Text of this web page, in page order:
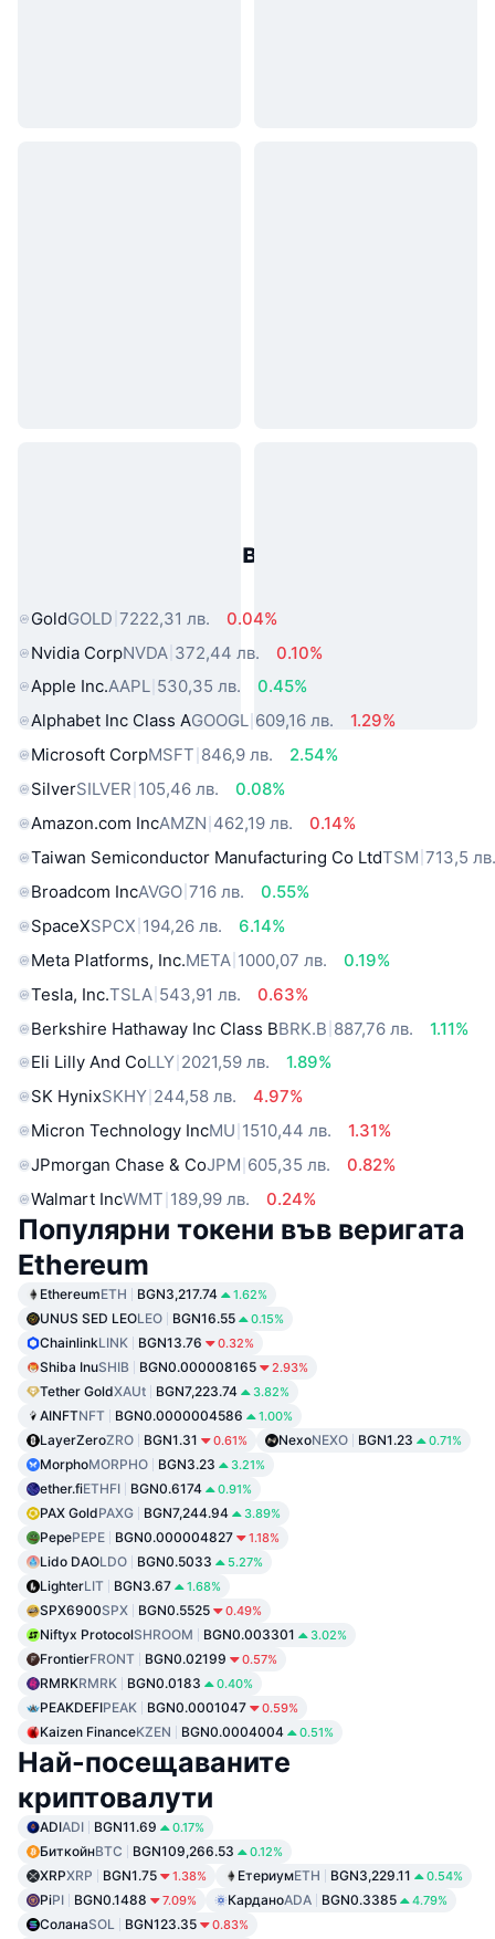
Популярни активи от реалния
GoldGOLD 7222,31 лв.
0.04%
Nvidia CorpNVDA 372,44 лв.
0.10%
Apple Inc.AAPL 530,35 лв.
0.45%
Alphabet Inc Class AGOOGL 609,16 лв.
1.29%
Microsoft CorpMSFT 846,9 лв.
2.54%
SilverSILVER 105,46 лв.
0.08%
Amazon.com IncAMZN 462,19 лв.
0.14%
Taiwan Semiconductor Manufacturing Co LtdTSM 713,5
Broadcom IncAVGO 716 лв.
0.55%
SpaceXSPCX 194,26 лв.
6.14%
Meta Platforms, Inc.META 1000,07 лв.
0.19%
Tesla, Inc.TSLA 543,91 лв.
0.63%
Berkshire Hathaway Inc Class BBRK.B 887,76 лв.
1.11%
Eli Lilly And CoLLY 2021,59 лв.
1.89%
SK HynixSKHY 244,58 лв.
4.97%
Micron Technology IncMU 1510,44 лв.
1.31%
JPmorgan Chase & CoJPM 605,35 лв.
0.82%
Walmart IncWMT 189,99 лв. 0.24%
Популярни токени във веригата
Ethereum
EthereumETH BGN3,217.74 1.62%
UNUS SED LEOLEO BGN16.55 0.15%
ChainlinkLINK BGN13.76 0.32%
Shiba InuSHIB BGN0.000008165 2.93%
Tether GoldXAUt BGN7,223.74 3.82%
AINFTNFT BGN0.0000004586 1.00%
LayerZeroZRO BGN1.31 0.61% NexoNEXO BGN1.23 0.71%
MorphoMORPHO BGN3.23 3.21%
ether.fiETHFI BGN0.6174 0.91%
PAX GoldPAXG BGN7,244.94 3.89%
PepePEPE BGN0.000004827 1.18%
Lido DAOLDO BGN0.5033 5.27%
LighterLIT BGN3.67 1.68%
SPX6900SPX BGN0.5525 0.49%
Niftyx ProtocolSHROOM BGN0.003301 3.02%
FrontierFRONT BGN0.02199 0.57%
RMRKRMRK BGN0.0183 0.40%
PEAKDEFIPEAK BGN0.0001047 0.59%
Kaizen FinanceKZEN BGN0.0004004 0.51%
Най-посещаваните
криптовалути
ADIADI BGN11.69 0.17%
БиткойнBTC BGN109,266.53 0.12%
XRPXRP BGN1.75 1.38% ЕтериумETH BGN3,229.11 0.54%
PiPI BGN0.1488 7.09% КарданоADA BGN0.3385 4.79%
СоланаSOL BGN123.35 0.83%